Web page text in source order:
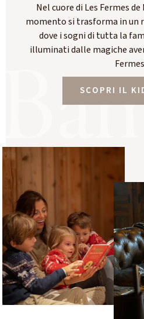
Nel cuore di Les Fermes
momento si trasforma in un
dove i sogni di tutta la
illuminati dalle magiche
SCOPRI IL